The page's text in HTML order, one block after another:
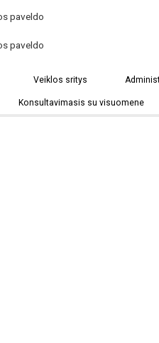
Veiklos sritys
Konsultavimasis su visuomene